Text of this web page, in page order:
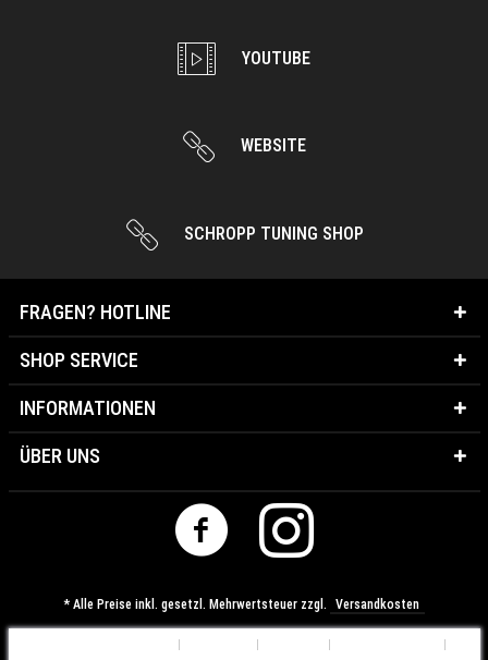
YOUTUBE
WEBSITE
SCHROPP TUNING SHOP
FRAGEN? HOTLINE
SHOP SERVICE
INFORMATIONEN
ÜBER UNS
* Alle Preise inkl. gesetzl. Mehrwertsteuer zzgl. Versandkosten